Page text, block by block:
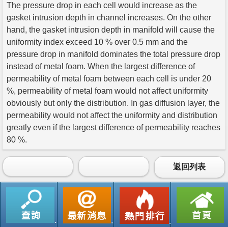
The pressure drop in each cell would increase as the
gasket intrusion depth in channel increases. On the other
hand, the gasket intrusion depth in manifold will cause the
uniformity index exceed 10 % over 0.5 mm and the
pressure drop in manifold dominates the total pressure drop
instead of metal foam. When the largest difference of
permeability of metal foam between each cell is under 20
%, permeability of metal foam would not affect uniformity
obviously but only the distribution. In gas diffusion layer, the
permeability would not affect the uniformity and distribution
greatly even if the largest difference of permeability reaches
80 %.
返回列表